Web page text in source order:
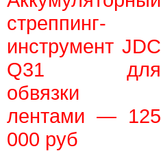
стреппинг-
инструмент JDC
Q31 для
обвязки
лентами — 125
000 руб